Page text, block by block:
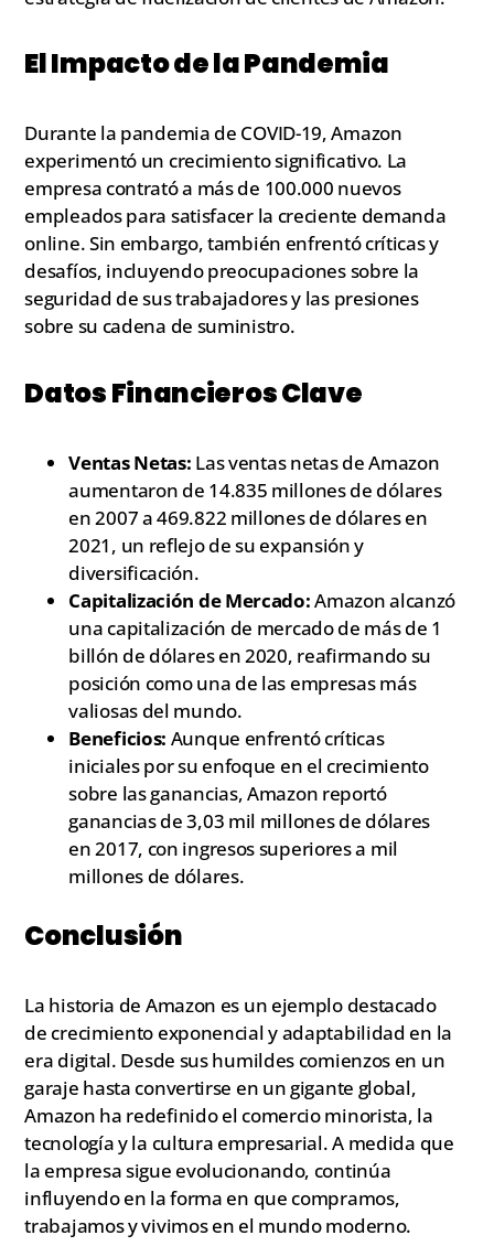
El Impacto de la Pandemia
Durante la pandemia de COVID-19, Amazon
experimentó un crecimiento significativo. La
empresa contrató a más de 100.000 nuevos
empleados para satisfacer la creciente demanda
online. Sin embargo, también enfrentó críticas y
desafíos, incluyendo preocupaciones sobre la
seguridad de sus trabajadores y las presiones
sobre su cadena de suministro.
Datos Financieros Clave
Ventas Netas: Las ventas netas de Amazon
aumentaron de 14.835 millones de dólares
en 2007 a 469.822 millones de dólares en
2021, un reflejo de su expansión y
diversificación.
Capitalización de Mercado:Amazon alcanzó
una capitalización de mercado de más de 1
billón de dólares en 2020, reafirmando su
posición como una de las empresas más
valiosas del mundo.
Beneficios: Aunque enfrentó críticas
iniciales por su enfoque en el crecimiento
sobre las ganancias, Amazon reportó
ganancias de 3,03 mil millones de dólares
en 2017, con ingresos superiores a mil
millones de dólares.
Conclusión
La historia de Amazon es un ejemplo destacado
de crecimiento exponencial y adaptabilidad en la
era digital. Desde sus humildes comienzos en un
garaje hasta convertirse en un gigante global,
Amazon ha redefinido el comercio minorista, la
tecnología y la cultura empresarial. A medida que
la empresa sigue evolucionando, continúa
influyendo en la forma en que compramos,
trabajamos y vivimos en el mundo moderno.